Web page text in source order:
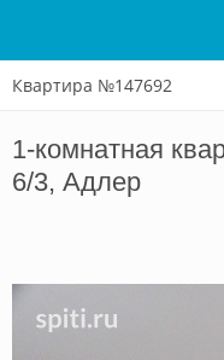
Войти
Сдать
Квартира №147692
1-комнатная
6/3, Адлер